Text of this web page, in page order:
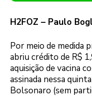
H2FOZ – Paulo
Por meio de medida
abriu crédito de R$
aquisição de vacina
assinada nessa
Bolsonaro (sem